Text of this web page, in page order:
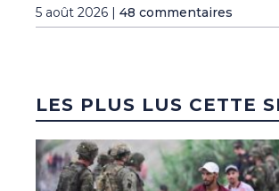
5 août 2026 | 48 commentaires
LES PLUS LUS CETTE